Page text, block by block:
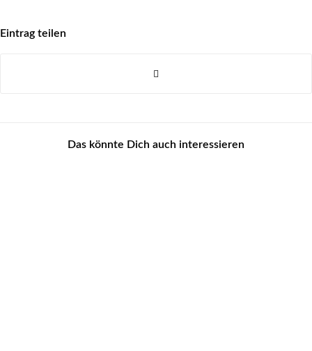
Eintrag teilen
Das könnte Dich auch interessieren